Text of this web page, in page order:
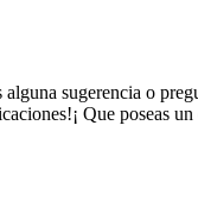
sugerencia o
Que poseas